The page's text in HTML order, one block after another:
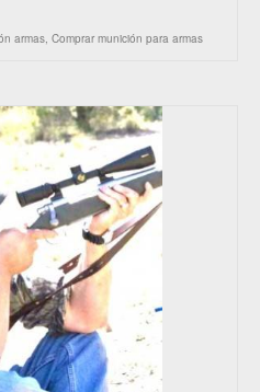
armas, Comprar munición para armas